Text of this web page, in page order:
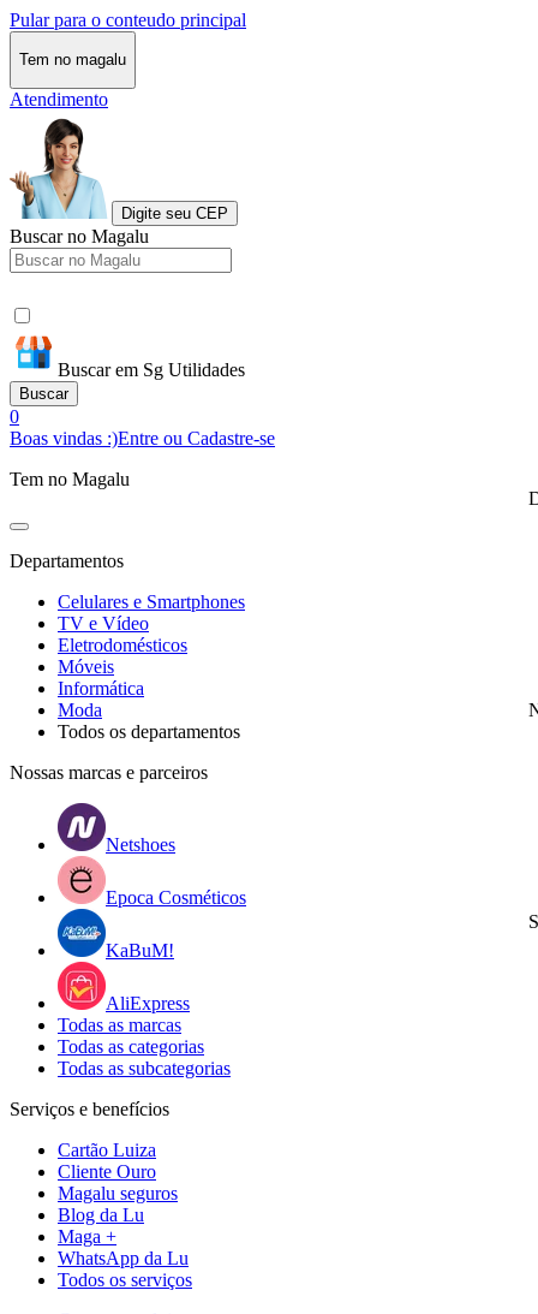
Pular para o conteudo principal
Tem no magalu
Atendimento
Digite seu CEP
Buscar no Magalu
Buscar em Sg Utilidades
Buscar
0
Boas vindas :)Entre ou Cadastre-se
Tem no Magalu
Departamentos
Celulares e Smartphones
TV e Vídeo
Eletrodomésticos
Móveis
Informática
Moda
Todos os departamentos
Nossas marcas e parceiros
Netshoes
Epoca Cosméticos
KaBuM!
AliExpress
Todas as marcas
Todas as categorias
Todas as subcategorias
Serviços e benefícios
Cartão Luiza
Cliente Ouro
Magalu seguros
Blog da Lu
Maga +
WhatsApp da Lu
Todos os serviços